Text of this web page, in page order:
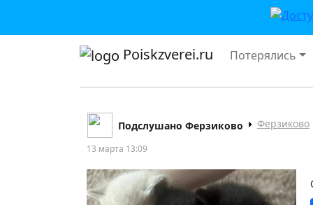
Poiskzverei.ru Потерялись
Подслушано Ферзиково Ферзиково
13 марта 13:09